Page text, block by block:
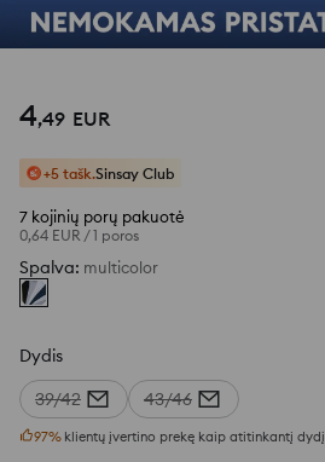
4,49 EUR
+5 tašk.Sinsay Club
7 kojinių porų pakuotė
0,64 EUR /1 poros
Spalva: multicolor
Dydis
39/42 43/46
97% klientų įvertino prekę kaip atitinkantį dydį